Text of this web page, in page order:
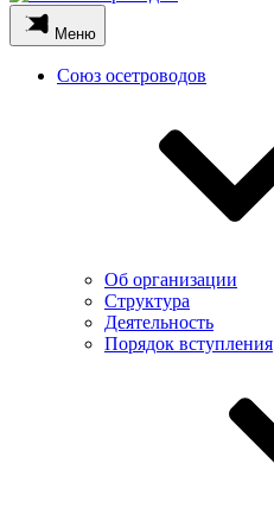
Меню
Союз осетроводов
Об организации
Структура
Деятельность
Порядок вступления